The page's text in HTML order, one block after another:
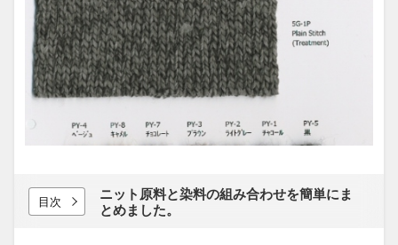
目次
ニット原料と​染料の​組み合わせを​簡単に​ま
とめました。